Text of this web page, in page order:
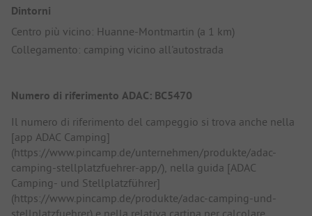
Dintorni
Centro più vicino: Huanne-Montmartin (a 1 km)
Collegamento: camping vicino all'autostrada
Numero di riferimento ADAC: BC5470
Il numero di riferimento del campeggio si trova anche nella
[app ADAC Camping]
(https://www.pincamp.de/unternehmen/produkte/adac-
camping-stellplatzfuehrer-app/), nella guida [ADAC
Camping- und Stellplatzführer]
(https://www.pincamp.de/produkte/adac-camping-und-
stellplatzfuehrer) e nella relativa cartina per calcolare